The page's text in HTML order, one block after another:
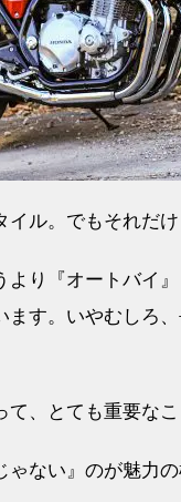
イル。でもそれだ
より『オートバイ
す。いやむしろ
、とても重要なこ
ない』のが魅力の